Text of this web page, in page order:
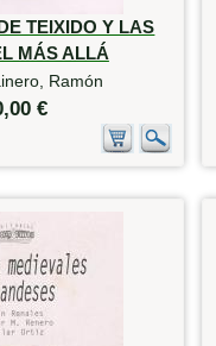
TEIXIDO Y LAS
MÁS ALLÁ
Ramón
€